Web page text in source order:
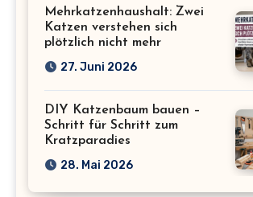
Mehrkatzenhaushalt: Zwei
Katzen verstehen sich
plötzlich nicht mehr
27. Juni 2026
DIY Katzenbaum bauen –
Schritt für Schritt zum
Kratzparadies
28. Mai 2026